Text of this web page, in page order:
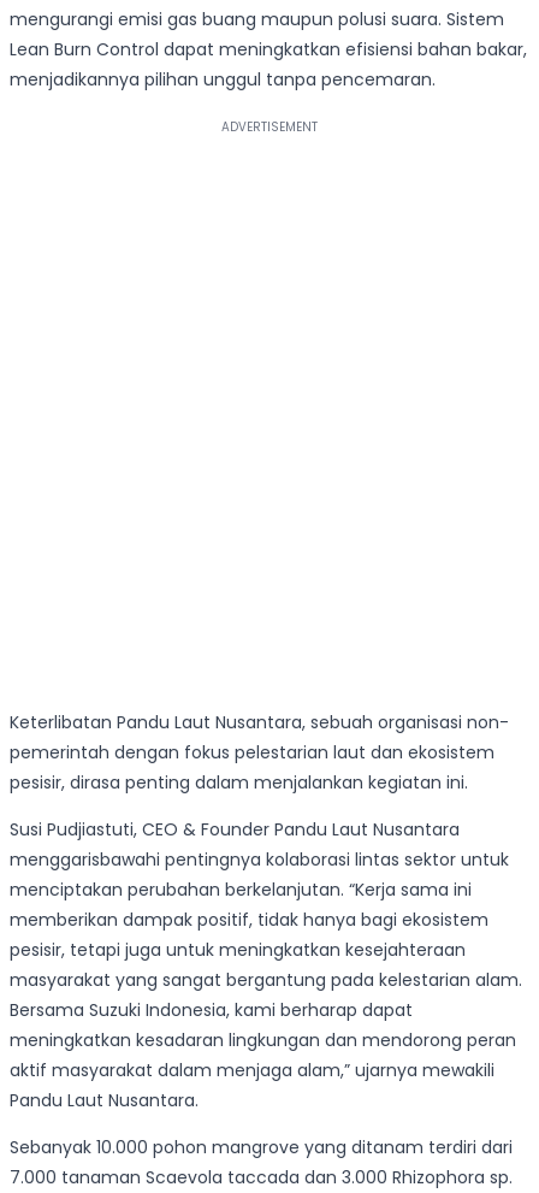
mengurangi emisi gas buang maupun polusi suara. Sistem
Lean Burn Control dapat meningkatkan efisiensi bahan bakar,
menjadikannya pilihan unggul tanpa pencemaran.
Keterlibatan Pandu Laut Nusantara, sebuah organisasi non-
pemerintah dengan fokus pelestarian laut dan ekosistem
pesisir, dirasa penting dalam menjalankan kegiatan ini.
Susi Pudjiastuti, CEO & Founder Pandu Laut Nusantara
menggarisbawahi pentingnya kolaborasi lintas sektor untuk
menciptakan perubahan berkelanjutan. “Kerja sama ini
memberikan dampak positif, tidak hanya bagi ekosistem
pesisir, tetapi juga untuk meningkatkan kesejahteraan
masyarakat yang sangat bergantung pada kelestarian alam.
Bersama Suzuki Indonesia, kami berharap dapat
meningkatkan kesadaran lingkungan dan mendorong peran
aktif masyarakat dalam menjaga alam,” ujarnya mewakili
Pandu Laut Nusantara.
Sebanyak 10.000 pohon mangrove yang ditanam terdiri dari
7.000 tanaman Scaevola taccada dan 3.000 Rhizophora sp.